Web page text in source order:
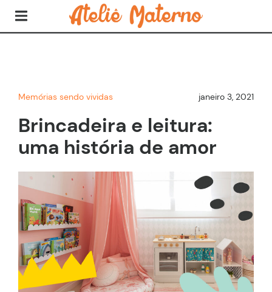
Memórias sendo vividas janeiro 3, 2021
Brincadeira e leitura:
uma história de amor